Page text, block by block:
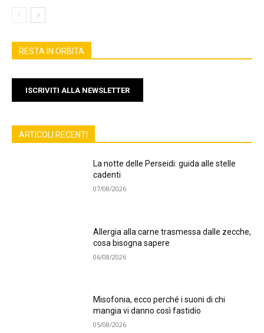
RESTA IN ORBITA
ISCRIVITI ALLA NEWSLETTER
ARTICOLI RECENTI
La notte delle Perseidi: guida alle stelle
cadenti
07/08/2026
Allergia alla carne trasmessa dalle zecche,
cosa bisogna sapere
06/08/2026
Misofonia, ecco perché i suoni di chi
mangia vi danno così fastidio
05/08/2026